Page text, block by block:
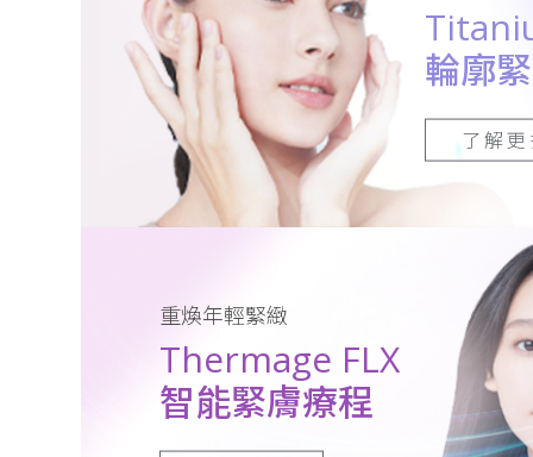
輪廓
了解
重煥年輕緊緻
Thermage FLX
智能緊膚療程